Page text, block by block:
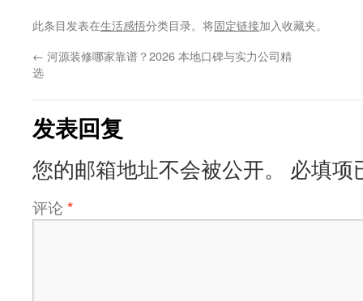
此条目发表在生活感悟分类目录。将固定链接加入收藏夹。
← 河源装修哪家靠谱？2026 本地口碑与实力公司精
选
发表回复
您的邮箱地址不会被公开。 必填项
评论 *